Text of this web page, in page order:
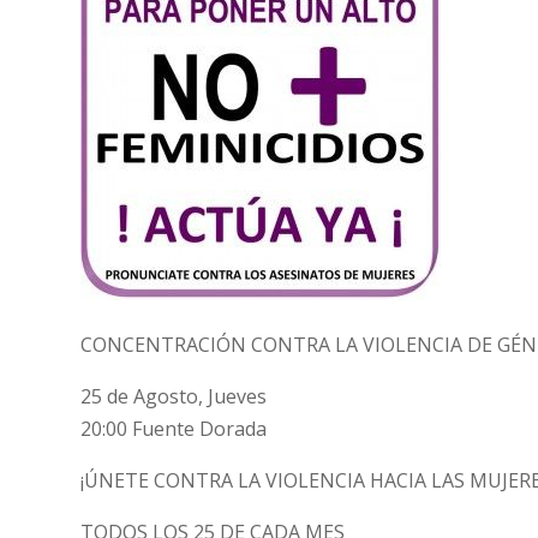
CONCENTRACIÓN CONTRA LA VIOLENCIA DE
25 de Agosto, Jueves
20:00 Fuente Dorada
¡ÚNETE CONTRA LA VIOLENCIA HACIA LAS
TODOS LOS 25 DE CADA MES